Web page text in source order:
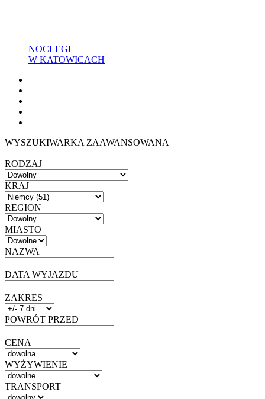
NOCLEGI
W KATOWICACH
WYSZUKIWARKA ZAAWANSOWANA
RODZAJ
KRAJ
REGION
MIASTO
NAZWA
DATA WYJAZDU
ZAKRES
POWRÓT PRZED
CENA
WYŻYWIENIE
TRANSPORT